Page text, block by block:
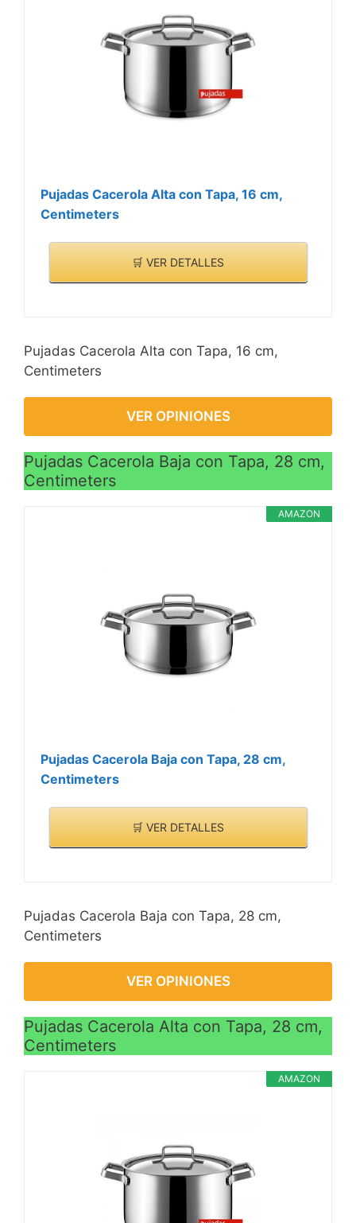
Pujadas Cacerola Alta con Tapa, 16 cm,
Centimeters
🛒 VER DETALLES
Pujadas Cacerola Alta con Tapa, 16 cm,
Centimeters
VER OPINIONES
Pujadas Cacerola Baja con Tapa, 28 cm,
Centimeters
AMAZON
Pujadas Cacerola Baja con Tapa, 28 cm,
Centimeters
🛒 VER DETALLES
Pujadas Cacerola Baja con Tapa, 28 cm,
Centimeters
VER OPINIONES
Pujadas Cacerola Alta con Tapa, 28 cm,
Centimeters
AMAZON